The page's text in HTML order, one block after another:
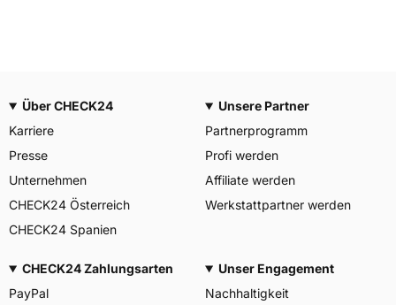
Über CHECK24
Karriere
Presse
Unternehmen
CHECK24 Österreich
CHECK24 Spanien
Unsere Partner
Partnerprogramm
Profi werden
Affiliate werden
Werkstattpartner werden
CHECK24 Zahlungsarten
PayPal
Unser Engagement
Nachhaltigkeit